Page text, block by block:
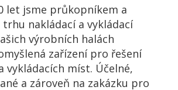
let jsme průkopníkem a
nakládací a vykládací
výrobních halách
zařízení pro řešení
vykládacích míst. Účelné,
a zároveň na zakázku pro